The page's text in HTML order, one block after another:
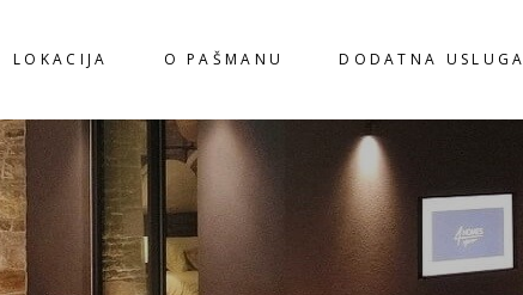
LOKACIJA O PAŠMANU DODATNA USLUGA